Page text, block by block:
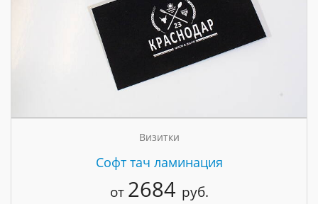
Визитки
Cофт тач ламинация
от 2684 руб.